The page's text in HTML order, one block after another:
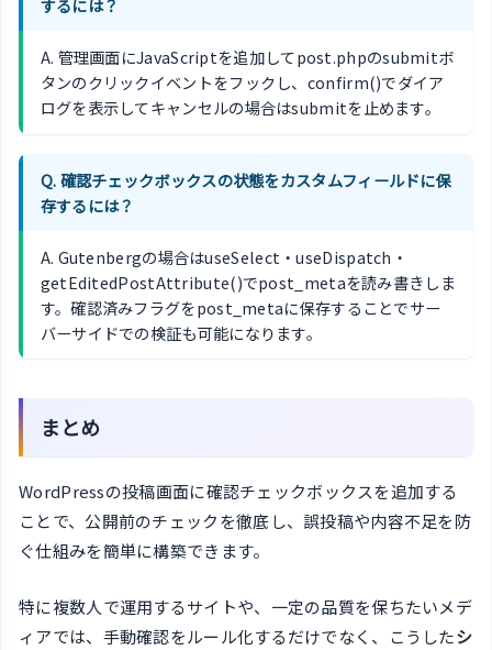
するには？
A. 管理画面にJavaScriptを追加してpost.phpのsubmitボ
タンのクリックイベントをフックし、confirm()でダイア
ログを表示してキャンセルの場合はsubmitを止めます。
Q. 確認チェックボックスの状態をカスタムフィールドに保
存するには？
A. Gutenbergの場合はuseSelect・useDispatch・
getEditedPostAttribute()でpost_metaを読み書きしま
す。確認済みフラグをpost_metaに保存することでサー
バーサイドでの検証も可能になります。
まとめ
WordPressの投稿画面に確認チェックボックスを追加する
ことで、公開前のチェックを徹底し、誤投稿や内容不足を防
ぐ仕組みを簡単に構築できます。
特に複数人で運用するサイトや、一定の品質を保ちたいメデ
ィアでは、手動確認をルール化するだけでなく、こうしたシ